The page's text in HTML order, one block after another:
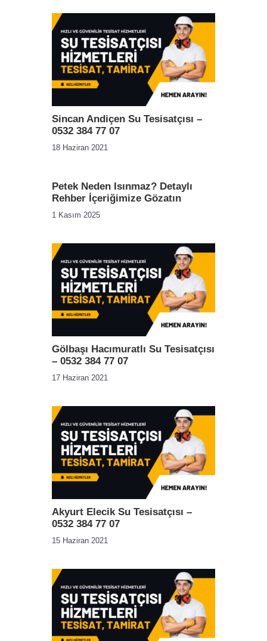
Sincan Andiçen Su Tesisatçısı –
0532 384 77 07
18 Haziran 2021
Petek Neden Isınmaz? Detaylı
Rehber İçeriğimize Gözatın
1 Kasım 2025
Gölbaşı Hacımuratlı Su Tesisatçısı
– 0532 384 77 07
17 Haziran 2021
Akyurt Elecik Su Tesisatçısı –
0532 384 77 07
15 Haziran 2021